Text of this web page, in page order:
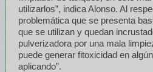
utilizarlos”, indica Alonso. Al
problemática que se presenta
que se utilizan y quedan
pulverizadora por una mala
puede generar fitoxicidad en
aplicando”.